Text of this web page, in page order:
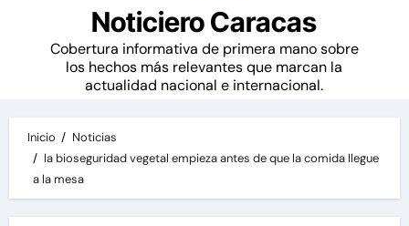
Noticiero Caracas
Cobertura informativa de primera mano sobre
los hechos más relevantes que marcan la
actualidad nacional e internacional.
Inicio
Noticias
la bioseguridad vegetal empieza antes de que la comida llegue
a la mesa